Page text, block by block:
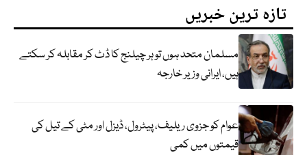
تازہ ترین خبریں
مسلمان متحد ہوں تو ہر چیلنج کا ڈٹ کر مقابلہ کر سکتے
ہیں، ایرانی وزیر خارجہ
عوام کو جزوی ریلیف، پیٹرول، ڈیزل اور مٹی کے تیل کی
قیمتوں میں کمی